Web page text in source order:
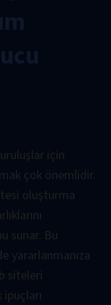
için
çok önemlidir.
oluşturma
sunar. Bu
yararlanmanıza
siteleri